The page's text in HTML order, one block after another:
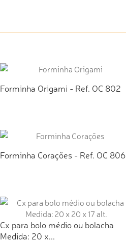
Forminha Origami - Ref. OC 802
Forminha Corações - Ref. OC 806
Cx para bolo médio ou bolacha
Medida: 20 x...